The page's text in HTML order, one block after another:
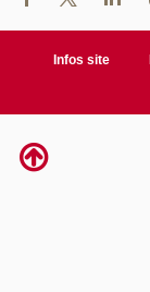
Infos site